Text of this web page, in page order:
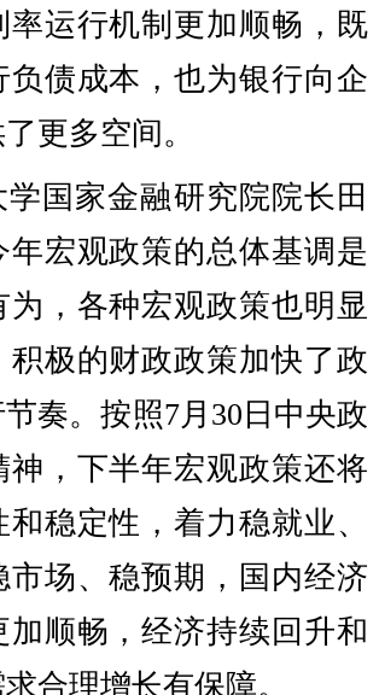
率运行机制更加顺畅，既
负债成本，也为银行向企
更多空间。
国家金融研究院院长田
年宏观政策的总体基调是
为，各种宏观政策也明显
积极的财政政策加快了政
奏。按照7月30日中央政
神，下半年宏观政策还将
稳定性，着力稳就业、
市场、稳预期，国内经济
加顺畅，经济持续回升和
合理增长有保障。